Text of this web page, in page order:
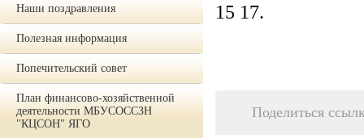
Наши поздравления
Полезная информация
Попечительский совет
План финансово-хозяйственной
деятельности МБУСОССЗН
"КЦСОН" ЯГО
15 17.
Поделиться